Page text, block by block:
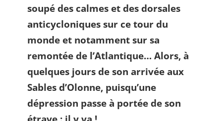
soupé des calmes et des dorsales
anticycloniques sur ce tour du
monde et notamment sur sa
remontée de l’Atlantique… Alors, à
quelques jours de son arrivée aux
Sables d’Olonne, puisqu’une
dépression passe à portée de son